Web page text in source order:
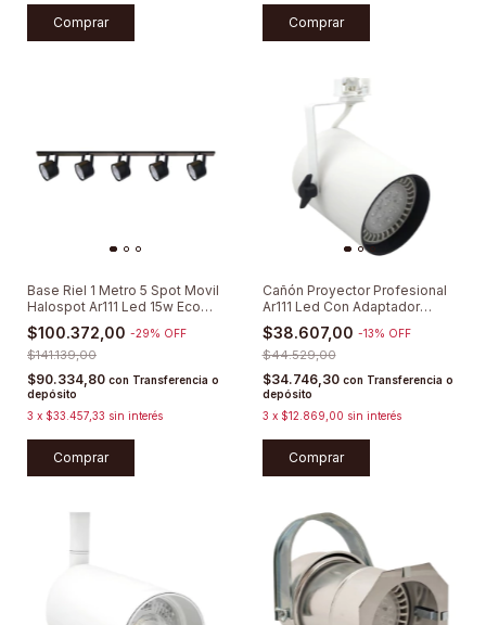
Comprar Comprar
Base Riel 1 Metro 5 Spot Movil
Halospot Ar111 Led 15w Eco
Cabezal Luz Direccionable /
Lámparas + Tachos + Barral
$100.372,00 -29% OFF
$141.139,00
$90.334,80 con Transferencia o
depósito
3 x $33.457,33 sin interés
Comprar
Cañón Proyector Profesional
Ar111 Led Con Adaptador
Movilux
$38.607,00 -13% OFF
$44.529,00
$34.746,30 con Transferencia o
depósito
3 x $12.869,00 sin interés
Comprar